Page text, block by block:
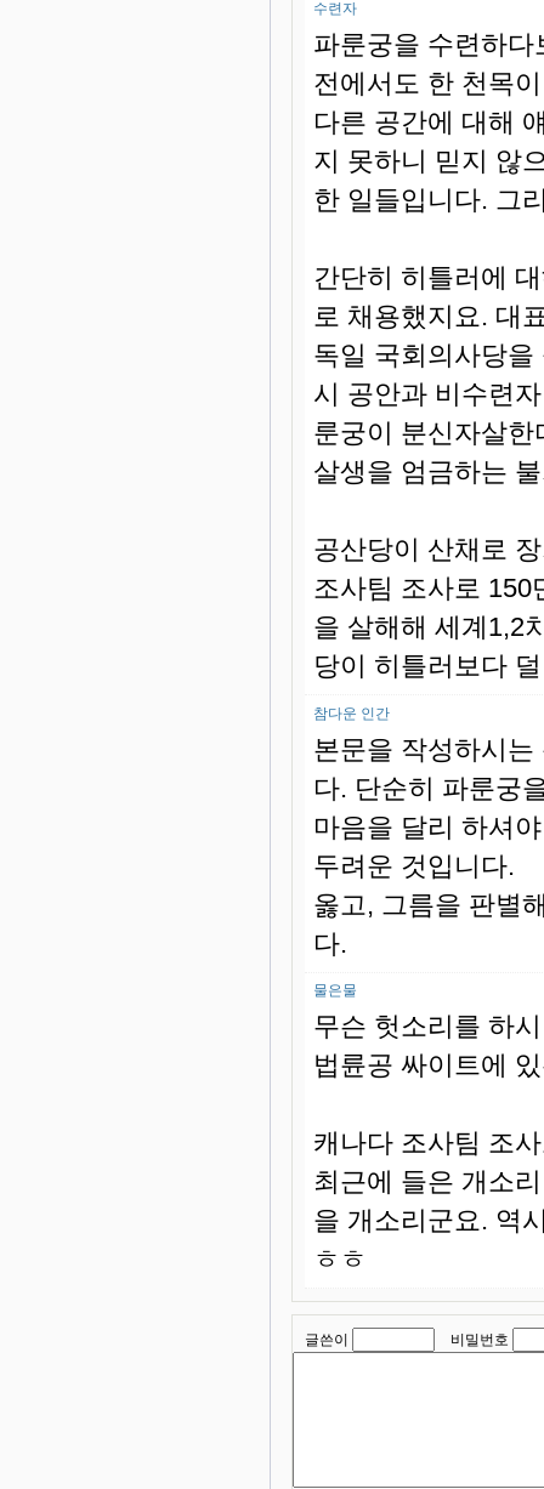
수련자
파룬궁을 수련하
전에서도 한 천목
다른 공간에 대해
지 못하니 믿지 않
한 일들입니다. 그
간단히 히틀러에
로 채용했지요. 대
독일 국회의사당
시 공안과 비수련
룬궁이 분신자살
살생을 엄금하는
공산당이 산채로
조사팀 조사로 150
을 살해해 세계1,2
당이 히틀러보다
참다운 인간
본문을 작성하시
다. 단순히 파룬궁
마음을 달리 하셔
두려운 것입니다.
옳고, 그름을 판별
다.
물은물
무슨 헛소리를 하
법륜공 싸이트에
캐나다 조사팀 조
최근에 들은 개소
을 개소리군요. 역
ㅎㅎ
글쓴이 비밀번호